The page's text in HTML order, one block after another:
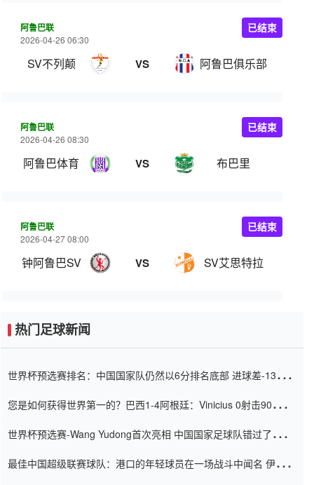
阿鲁巴联
2026-04-26 06:30
SV不列颠 VS 阿鲁巴俱乐部
已结束
阿鲁巴联
2026-04-26 08:30
阿鲁巴体育 VS 布巴里
已结束
阿鲁巴联
2026-04-27 08:00
钟阿鲁巴SV VS SV艾思特拉
已结束
热门足球新闻
世界杯预选赛排名：中国国家队仍然以6分排名底部 进球差-13令人
您是如何获得世界第一的？巴西1-4阿根廷：Vinicius 0射击90分钟
世界杯预选赛-Wang Yudong首次亮相 中国国家足球队错过了世界
最佳中国超级联赛球队：港口的年轻球员在一场战斗中闻名 伊万放